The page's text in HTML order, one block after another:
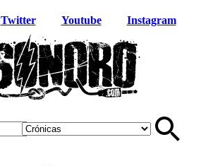
Twitter Youtube Instagram